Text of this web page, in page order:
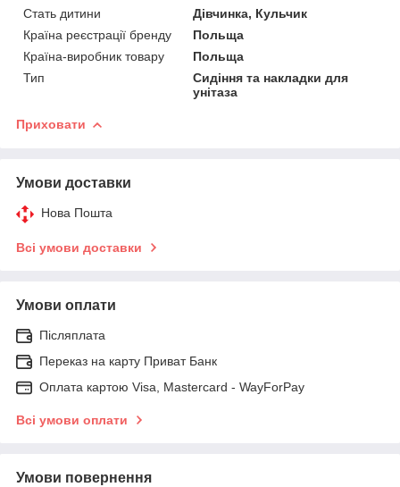
Стать дитини
Дівчинка, Кульчик
Країна реєстрації бренду
Польща
Країна-виробник товару
Польща
Тип
Сидіння та накладки для
унітаза
Приховати
Умови доставки
Нова Пошта
Всі умови доставки
Умови оплати
Післяплата
Переказ на карту Приват Банк
Оплата картою Visa, Mastercard - WayForPay
Всі умови оплати
Умови повернення